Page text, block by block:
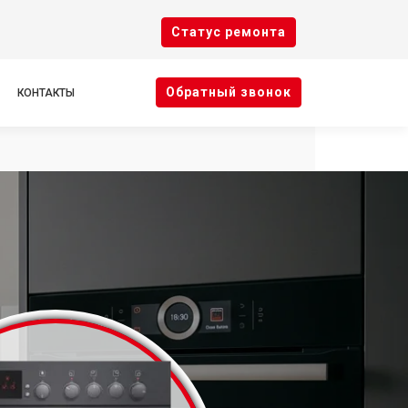
Cтатус ремонта
КОНТАКТЫ Oбратный звонок